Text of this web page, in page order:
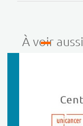
À voir aussi